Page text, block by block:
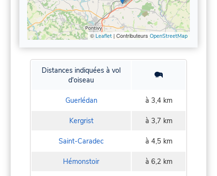
© Leaflet| Contributeurs OpenStreetMap
Distances indiquées à vol
d'oiseau
Guerlédan à 3,4 km
Kergrist à 3,7 km
Saint-Caradec à 4,5 km
Hémonstoir à 6,2 km